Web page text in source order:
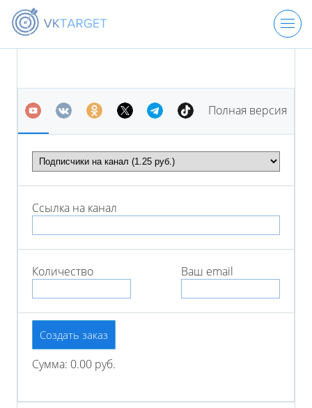
РЕГИСТРАЦИЯ
ВХОД
Полная версия
Ссылка на канал
Количество Ваш email
Создать заказ
Сумма: 0.00 руб.